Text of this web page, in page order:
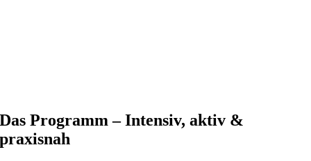
Das Programm – Intensiv, aktiv &
praxisnah